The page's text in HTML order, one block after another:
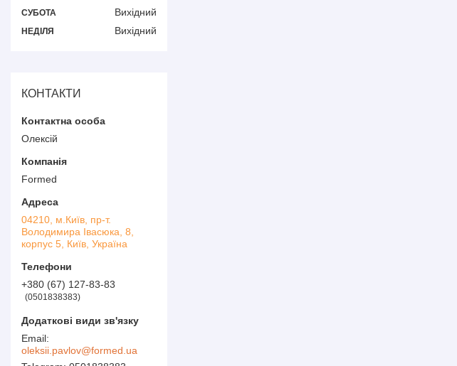
СУБОТА Вихідний
НЕДІЛЯ Вихідний
КОНТАКТИ
Олексій
Formed
04210, м.Київ, пр-т.
Володимира Івасюка, 8,
корпус 5, Київ, Україна
+380 (67) 127-83-83
0501838383
oleksii.pavlov@formed.ua